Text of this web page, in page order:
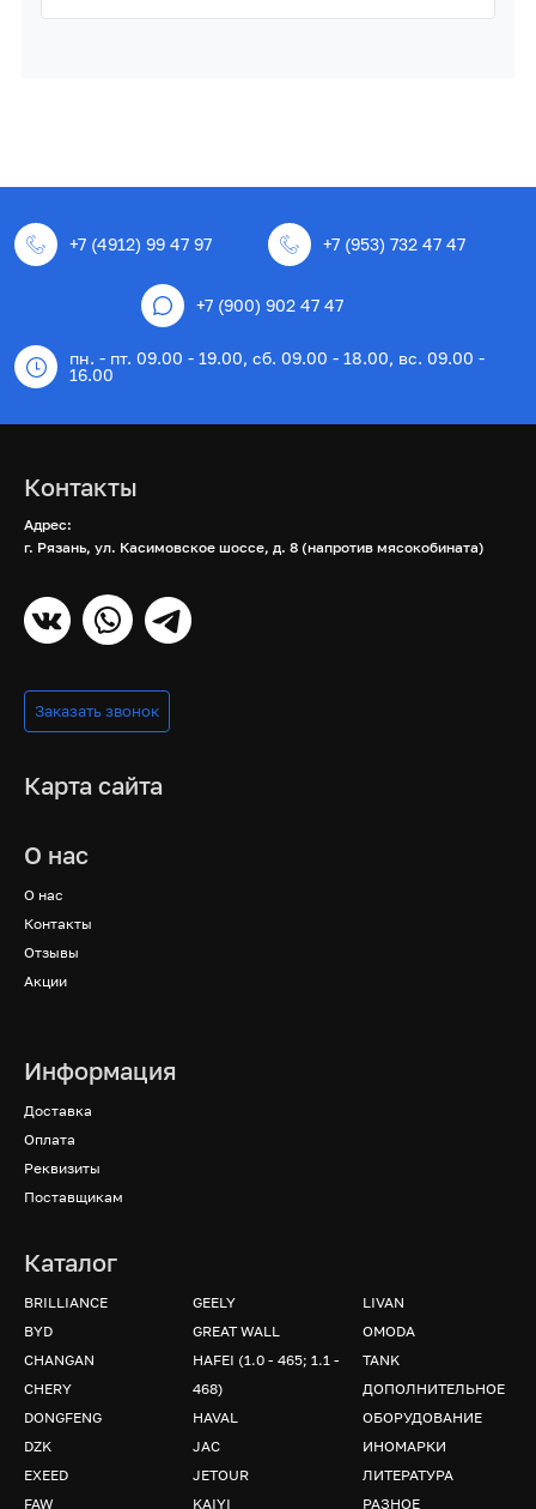
+7 (4912) 99 47 97 +7 (953) 732 47 47
+7 (900) 902 47 47
пн. - пт. 09.00 - 19.00, сб. 09.00 - 18.00, вс. 09.00 -
16.00
Контакты
Адрес:
г. Рязань, ул. Касимовское шоссе, д. 8 (напротив мясокобината)
Заказать звонок
Карта сайта
О нас
О нас
Контакты
Отзывы
Акции
Информация
Доставка
Оплата
Реквизиты
Поставщикам
Каталог
BRILLIANCE
BYD
CHANGAN
CHERY
DONGFENG
DZK
EXEED
FAW
GEELY
GREAT WALL
HAFEI (1.0 - 465; 1.1 -
468)
HAVAL
JAC
JETOUR
KAIYI
LIVAN
OMODA
TANK
ДОПОЛНИТЕЛЬНОЕ
ОБОРУДОВАНИЕ
ИНОМАРКИ
ЛИТЕРАТУРА
РАЗНОЕ